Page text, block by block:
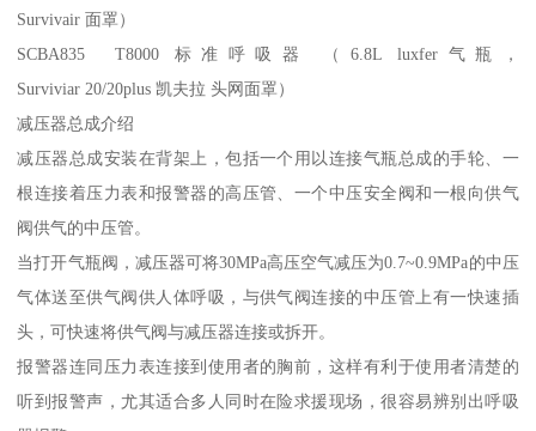
Survivair 面罩）
SCBA835 T8000 标准呼吸器 （6.8L luxfer气瓶，
Surviviar 20/20plus 凯夫拉 头网面罩）
减压器总成介绍
减压器总成安装在背架上，包括一个用以连接气瓶总成的手轮、一
根连接着压力表和报警器的高压管、一个中压安全阀和一根向供气
阀供气的中压管。
当打开气瓶阀，减压器可将30MPa高压空气减压为0.7~0.9MPa的中压
气体送至供气阀供人体呼吸，与供气阀连接的中压管上有一快速插
头，可快速将供气阀与减压器连接或拆开。
报警器连同压力表连接到使用者的胸前，这样有利于使用者清楚的
听到报警声，尤其适合多人同时在险求援现场，很容易辨别出呼吸